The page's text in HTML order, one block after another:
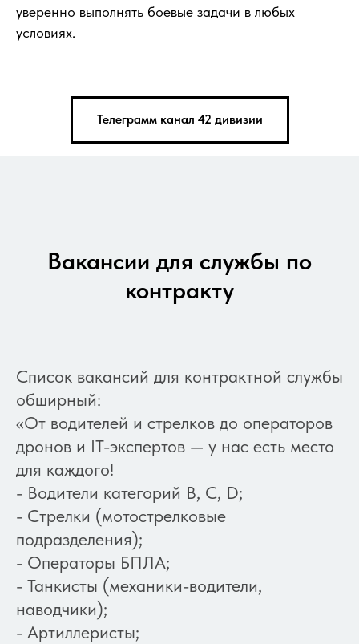
уверенно выполнять боевые задачи в любых
условиях.
Телеграмм канал 42 дивизии
Вакансии для службы по
контракту
Список вакансий для контрактной службы
обширный:
«От водителей и стрелков до операторов
дронов и IT-экспертов — у нас есть место
для каждого!
- Водители категорий B, C, D;
- Стрелки (мотострелковые
подразделения);
- Операторы БПЛА;
- Танкисты (механики-водители,
наводчики);
- Артиллеристы;